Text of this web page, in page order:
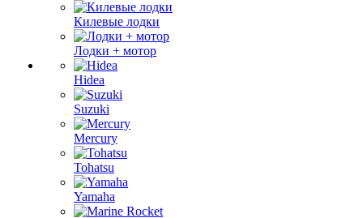
Килевые лодки
Лодки + мотор
Hidea
Suzuki
Mercury
Tohatsu
Yamaha